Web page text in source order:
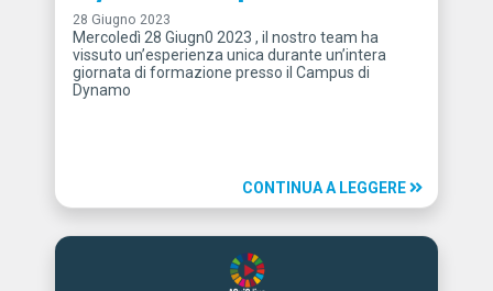
28 Giugno 2023
Mercoledì 28 Giugn0 2023 , il nostro team ha
vissuto un’esperienza unica durante un’intera
giornata di formazione presso il Campus di
Dynamo
CONTINUA A LEGGERE